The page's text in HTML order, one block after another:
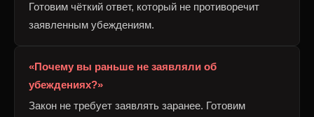
Готовим чёткий ответ, который не противоречит
заявленным убеждениям.
«Почему вы раньше не заявляли об
убеждениях?»
Закон не требует заявлять заранее. Готовим